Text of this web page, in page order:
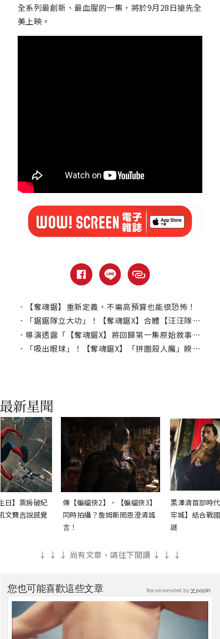
全系列最創新、最血腥的一集，將於9月28日搶先全
美上映。
．
【奪魂鋸】重新定義，不需高預算也能很恐怖！
．
「鋸鋸隊立大功」！【奪魂鋸X】合體【汪汪隊立大功】掀迷因熱潮
． 導演透露「【奪魂鋸X】將回歸第一集原始敘事風格！
．
「吸出眼球」！【奪魂鋸X】「拼圖殺人魔」睽違6年再現身
日】票房破紀
文費吉說感覺
傳【蝙蝠俠2】、【蝙蝠俠3】
同時拍攝？詹姆斯岡恩澄清謠
言！
黑澤清首部時
牢城】結合戰
謎
↓ ↓ ↓ 尚有文章，請往下閱讀 ↓ ↓ ↓
您也可能喜歡這些文章 Recommended by